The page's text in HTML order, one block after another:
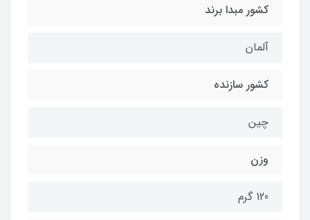
کشور مبدا برند
آلمان
کشور سازنده
چین
وزن
120 گرم